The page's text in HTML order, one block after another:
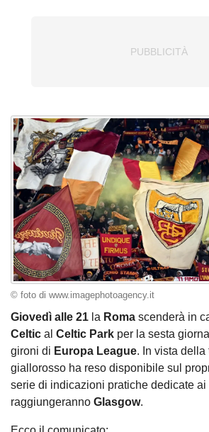
© foto di www.imagephotoagency.it
Giovedì alle 21 la Roma scenderà in
Celtic al Celtic Park per la sesta
gironi di Europa League. In vista della
giallorosso ha reso disponibile sul
serie di indicazioni pratiche dedicate ai
raggiungeranno Glasgow.